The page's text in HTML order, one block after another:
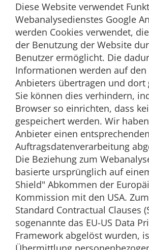
Diese Website verwendet
Webanalysedienstes Google
werden Cookies verwendet,
der Benutzung der Website
Benutzer ermöglicht. Die
Informationen werden auf den
Anbieters übertragen und dort
Sie können dies verhindern,
Browser so einrichten, dass
gespeichert werden. Wir
Anbieter einen
Auftragsdatenverarbeitung
Die Beziehung zum
basierte ursprünglich auf
Shield" Abkommen der
Kommission mit den USA.
Standard Contractual Clauses
sogenannte das EU-US Data
Framework abgelöst wurden,